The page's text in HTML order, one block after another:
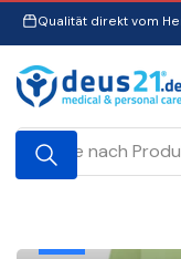
Zum
springen
Qualität direkt vom
Suche
nach
Produkten